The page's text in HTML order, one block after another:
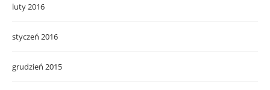
luty 2016
styczeń 2016
grudzień 2015